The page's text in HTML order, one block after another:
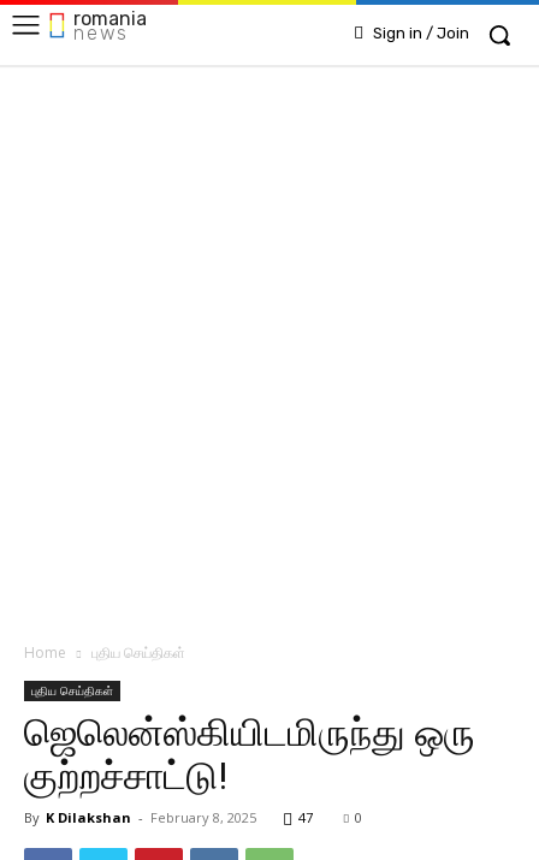
romania
news Sign in / Join
Home புதிய செய்திகள்
புதிய செய்திகள்
ஜெலென்ஸ்கியிடமிருந்து ஒரு
குற்றச்சாட்டு!
By K Dilakshan - February 8, 2025 47 0